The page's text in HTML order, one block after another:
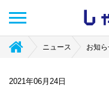
し
ニュース お知
2021年06月24日